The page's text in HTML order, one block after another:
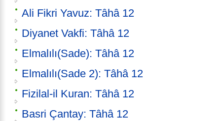
Ali Fikri Yavuz: Tâhâ 12
Diyanet Vakfi: Tâhâ 12
Elmalılı(Sade): Tâhâ 12
Elmalılı(Sade 2): Tâhâ 12
Fizilal-il Kuran: Tâhâ 12
Basri Çantay: Tâhâ 12